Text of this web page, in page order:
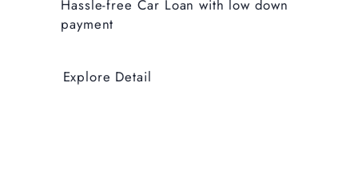
Hassle-free Car Loan with low down
payment
Explore Detail